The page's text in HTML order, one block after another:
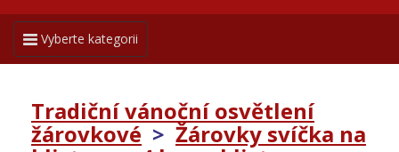
Toggle
navigation
Vyberte kategorii
Tradiční vánoční osvětlení
žárovkové > Žárovky svíčka na